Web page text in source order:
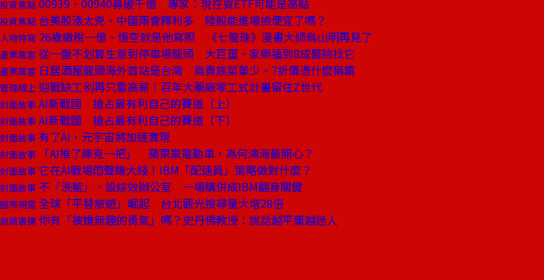
投資焦點 00939、00940募破千億 專家：現在買ETF可能是高點
投資焦點 台美股漲太兇、中國兩會釋利多 陸股能進場撿便宜了嗎？
人物特寫 26歲繳稅一億、悟空就是他寫照 《七龍珠》漫畫大師鳥山明再見了
產業風雲 從一盤不划算生意到停車場龍頭 大巨蛋、家樂福到8成醫院找它
產業風雲 日居酒屋龍頭海外首站是台灣 鳥貴族菜單少、7折價憑什麼稱霸
管理線上 迎戰缺工別再只靠高薪！百年大藥廠零工式計畫留住Z世代
封面故事 AI新戰國 搶占最有利自己的賽道（上）
封面故事 AI新戰國 搶占最有利自己的賽道（下）
封面故事 有了AI，元宇宙將加速實現
封面故事 「AI推了庫克一把」 蘋果棄電動車，為何鴻海最開心？
封面故事 它在AI戰場悶聲賺大錢！IBM「配速員」策略做對什麼？
封面故事 不「洗藍」、設綜效辦公室 一場購併成IBM翻身關鍵
國際視窗 全球「平替旅遊」崛起 台北觀光搜尋量大增28倍
商周書摘 你有「被嫌無趣的勇氣」嗎？史丹佛教授：說話越平庸越迷人